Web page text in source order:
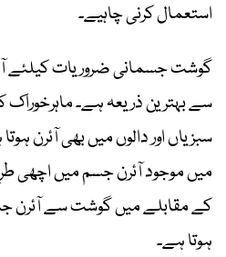
استعمال کرنی چاہیے۔
گوشت جسمانی ضروریات
سے بہترین ذریعہ ہے۔
سبزیاں اور دالوں میں بھی آئرن
میں موجود آئرن جسم میں اچھی
کے مقابلے میں گوشت سے آئرن
ہوتا ہے۔